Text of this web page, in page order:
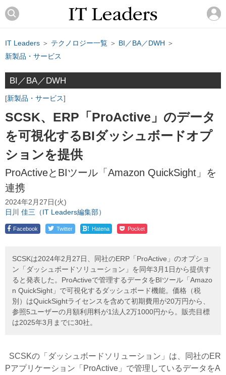
IT Leaders ＞ テクノロジー一覧 ＞ BI／BA／DWH ＞
新製品・サービス
BI／BA／DWH
新製品・サービス
SCSK、ERP「ProActive」のデータ
を可視化するBIダッシュボードオプ
ションを提供
ProActiveとBIツール「Amazon QuickSight」を
連携
2024年2月27日(火)
日川 佳三（IT Leaders編集部）
Facebook Twitter ! Hatena Pocket
SCSKは2024年2月27日、同社のERP「ProActive」のオプショ
ン「ダッシュボードソリューション」を同年3月1日から提供す
ると発表した。ProActiveで管理するデータをBIツール「Amazo
n QuickSight」で可視化するダッシュボード機能。価格（税
別）はQuickSightライセンスを含めて初期費用が20万円から、
参照5ユーザーの月額利用料が1法人2万1000円から。販売目標
は2025年3月までに30社。
SCSKの「ダッシュボードソリューション」は、同社のER
Pアプリケーション「ProActive」で管理しているデータをA